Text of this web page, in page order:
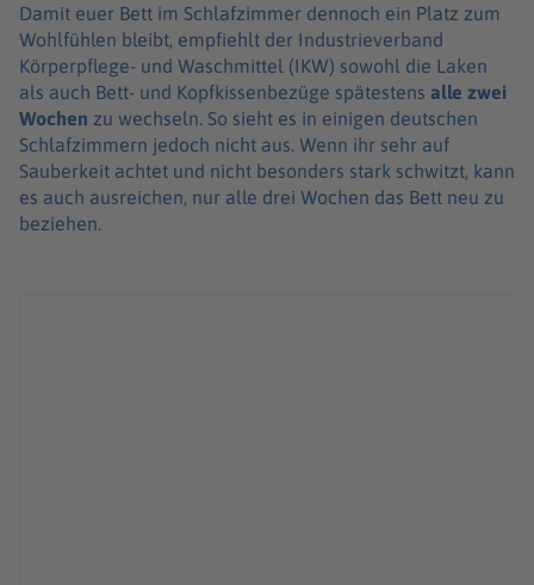
Damit euer Bett im Schlafzimmer dennoch ein Platz zum
Wohlfühlen bleibt, empfiehlt der Industrieverband
Körperpflege- und Waschmittel (IKW) sowohl die Laken
als auch Bett- und Kopfkissenbezüge spätestens alle zwei
Wochen zu wechseln. So sieht es in einigen deutschen
Schlafzimmern jedoch nicht aus. Wenn ihr sehr auf
Sauberkeit achtet und nicht besonders stark schwitzt, kann
es auch ausreichen, nur alle drei Wochen das Bett neu zu
beziehen.